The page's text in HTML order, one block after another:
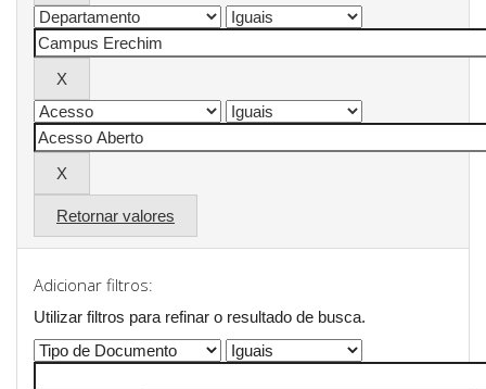
Retornar valores
Adicionar filtros:
Utilizar filtros para refinar o resultado de busca.